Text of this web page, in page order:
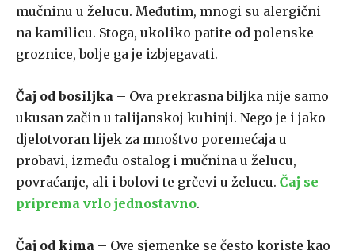
mučninu u želucu. Međutim, mnogi su alergični
na kamilicu. Stoga, ukoliko patite od polenske
groznice, bolje ga je izbjegavati.
Čaj od bosiljka – Ova prekrasna biljka nije samo
ukusan začin u talijanskoj kuhinji. Nego je i jako
djelotvoran lijek za mnoštvo poremećaja u
probavi, između ostalog i mučnina u želucu,
povraćanje, ali i bolovi te grčevi u želucu. Čaj se
priprema vrlo jednostavno.
Čaj od kima – Ove sjemenke se često koriste kao